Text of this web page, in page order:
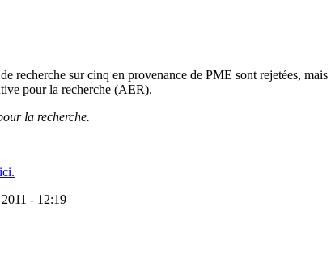
recherche sur cinq en provenance de PME sont rejetées,
pour la recherche (AER).
la recherche.
- 12:19